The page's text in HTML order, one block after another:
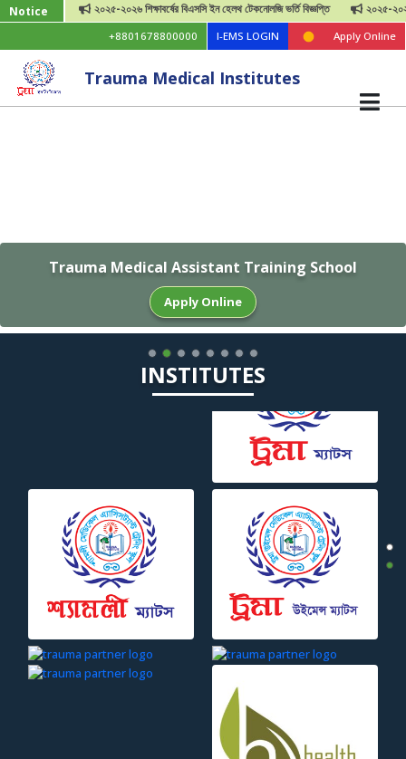
Notice ২০২৫-২০২৬ শিক্ষাবর্ষের বিএসসি ইন হেলথ টেকনোলজি ভর্তি বিজ্ঞপ্তি ২০২৫-২০২৬
+8801678800000 I-EMS LOGIN Apply Online
Trauma Medical Institutes
Trauma Medical Assistant Training School
Apply Online
INSTITUTES